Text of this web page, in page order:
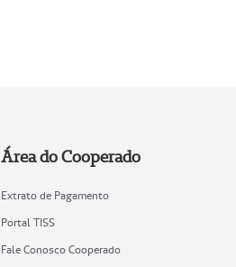
Área do Cooperado
Extrato de Pagamento
Portal TISS
Fale Conosco Cooperado